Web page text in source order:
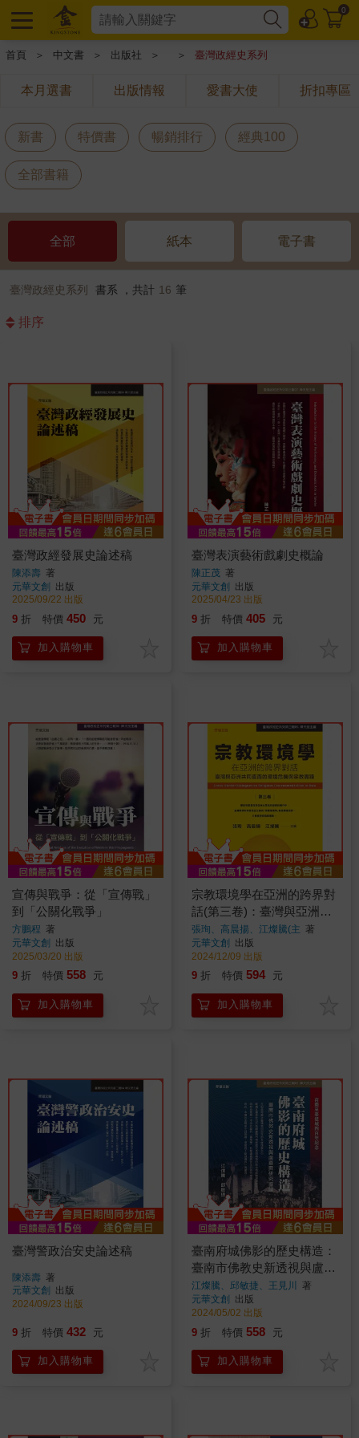
0
首頁 ＞ 中文書 ＞ 出版社 ＞ ＞ 臺灣政經史系列
本月選書 出版情報 愛書大使 折扣專區
新書 特價書 暢銷排行 經典100
全部書籍
全部 紙本 電子書
臺灣政經史系列 書系 ，共計 16 筆
排序
臺灣政經發展史論述稿
陳添壽 著
元華文創
出版
2025/09/22 出版
9 折 特價 450 元
加入購物車
臺灣表演藝術戲劇史概論
陳正茂 著
元華文創
出版
2025/04/23 出版
9 折 特價 405 元
加入購物車
宣傳與戰爭：從「宣傳戰」
到「公關化戰爭」
方鵬程 著
元華文創
出版
2025/03/20 出版
9 折 特價 558 元
加入購物車
宗教環境學在亞洲的跨界對
話(第三卷)：臺灣與亞洲共
同直面的環境危機與宗教實
踐
張珣、高晨揚、江燦騰(主 著
元華文創
出版
2024/12/09 出版
9 折 特價 594 元
加入購物車
臺灣警政治安史論述稿
陳添壽 著
元華文創
出版
2024/09/23 出版
9 折 特價 432 元
加入購物車
臺南府城佛影的歷史構造：
臺南市佛教史新透視與盧嘉
興研究導論
江燦騰、邱敏捷、王見川
著
元華文創
出版
2024/05/02 出版
9 折 特價 558 元
加入購物車